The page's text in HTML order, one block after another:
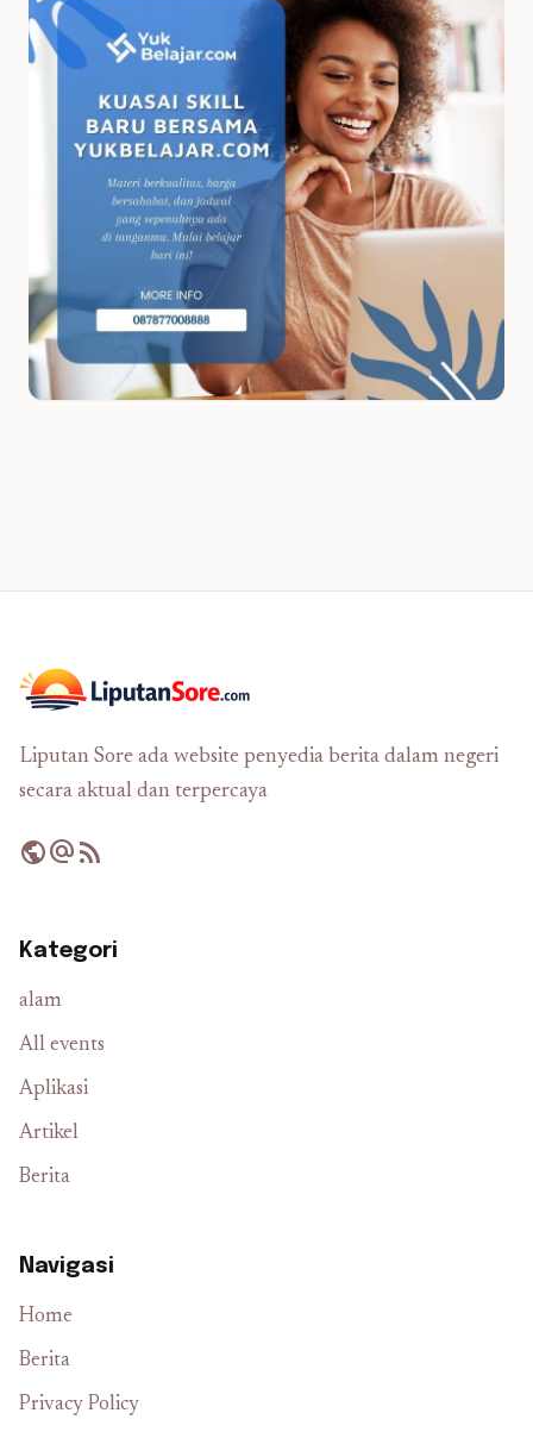
Liputan Sore ada website penyedia berita dalam negeri
secara aktual dan terpercaya
publicalternate_emailrss_feed
Kategori
alam
All events
Aplikasi
Artikel
Berita
Navigasi
Home
Berita
Privacy Policy